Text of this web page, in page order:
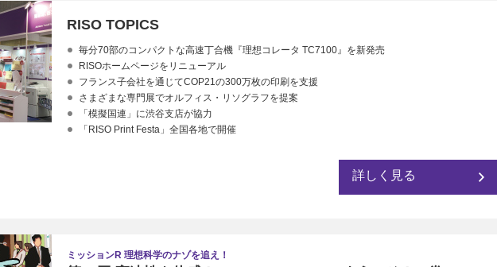
RISO TOPICS
毎分70部のコンパクトな高速丁合機『理想コレータ TC7100』を新発売
RISOホームページをリニューアル
フランス子会社を通じてCOP21の300万枚の印刷を支援
さまざまな専門展でオルフィス・リソグラフを提案
「模擬国連」に渋谷支店が協力
「RISO Print Festa」全国各地で開催
詳しく見る
ミッションR 理想科学のナゾを追え！